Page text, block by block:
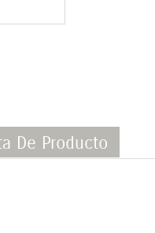
De Producto